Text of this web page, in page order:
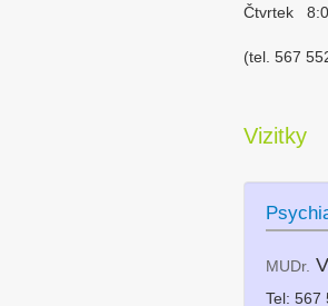
Čtvrtek
(tel. 567
Vizitky
MUDr.
Tel: 567